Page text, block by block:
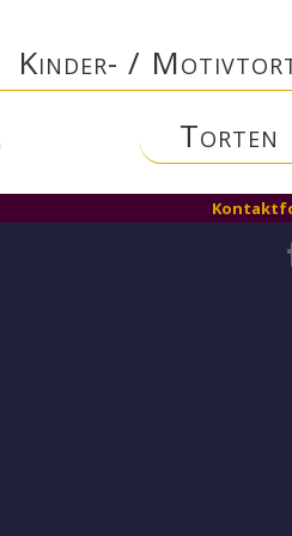
Kinder- /
Torten